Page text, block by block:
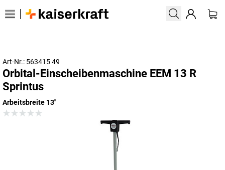
Art-Nr.: 563415 49
Orbital-Einscheibenmaschine EEM 13 R
Sprintus
Arbeitsbreite 13''